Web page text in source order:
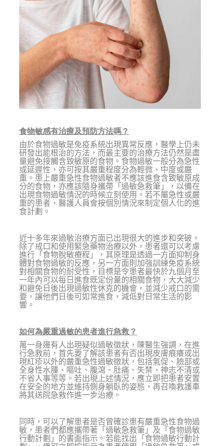
食物敏感有治療及預防方法嗎？
由於食物過敏是免疫系統出現異常反應，醫學上仍未
研發出能根治的方法，而最主要的治療方法仍然是盡
量避免接觸含致敏原的食物。食物過敏一般分為急性
或延遲性，亦可按其嚴重程度分為輕微、中度或嚴
重。患上嚴重急性食物過敏者不應該進食含致敏原成
分的食物，亦應該隨身攜帶「過敏急救筆」，以備在
出現食物過敏情況的時候立刻使用。若不屬急性或嚴
重的患者，醫護人員會按個別情況來制定個人化的進
食計劃。
近十多年來過敏治療方面已出現很大的進步和突破。
除了戒口和使用緊急藥物治療以外，患者還可以考慮
進行「食物脫敏療程」，其原理是透過一方面抑制身
體對食物過敏的反應，另一方面則加強訓練免疫系統
對相關食物的耐受性，目標是令患者最快於九個月至
一年內可以每日進食既定份量的相關食物，大大減少
和避免日後出現過敏性休克的機會，並減少戒口的需
要，讓他們日後可如常進食，減低對日常生活的影
響。
如何為嚴重過敏的患者進行急救？
萬一身邊有人出現疑似過敏徵狀，陳醫生強調，在進
行急救前，首先要了解該患者有否出現皮膚痕癢或出
現紅疹以外的嚴重急性過敏徵狀，包括氣促、臉部或
全身性水腫、嘔吐、腹瀉、肚痛、失禁、神志不清或
不省人事等等。若出現上述情況，應立即把患者安置
在安全的地方並維持側身躺臥的姿態，再召喚救護車
將其送院急救作進一步治療。
同時，可以了解患者是否曾確診患有嚴重急性食物過
敏，患者們都應攜帶著「過敏急救筆」及「食物過敏
行動計劃」的書面指示。若能找出「食物過敏行動計